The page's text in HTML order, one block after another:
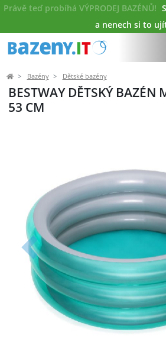
Právě teď probíhá VÝPRODEJ BAZÉNŮ!
a nenech si to
Bazény Dětské bazény
BESTWAY DĚTSKÝ BAZÉN
53 CM
Předchozí